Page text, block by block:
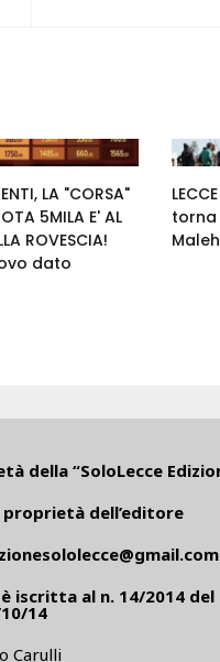
LA "CORSA"
5MILA E' AL
ROVESCIA!
dato
torna
della “SoloLecce
dell’editore
è iscritta al n. 14/2014
14
Carulli